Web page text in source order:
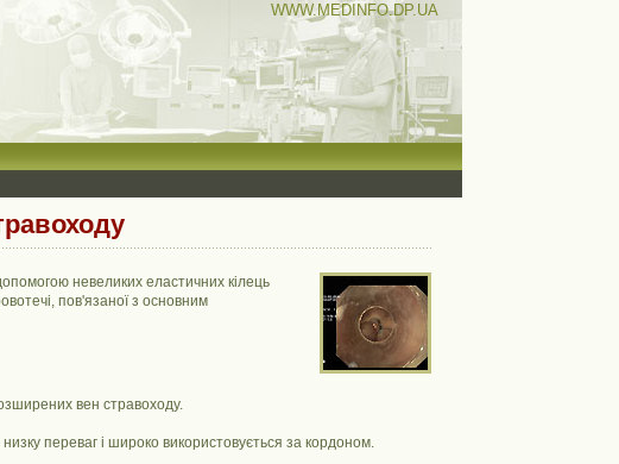
WWW.MEDINFO.DP.UA
невеликих еластичних кілець
пов'язаної з основним
вен стравоходу.
переваг і широко використовується за кордоном.